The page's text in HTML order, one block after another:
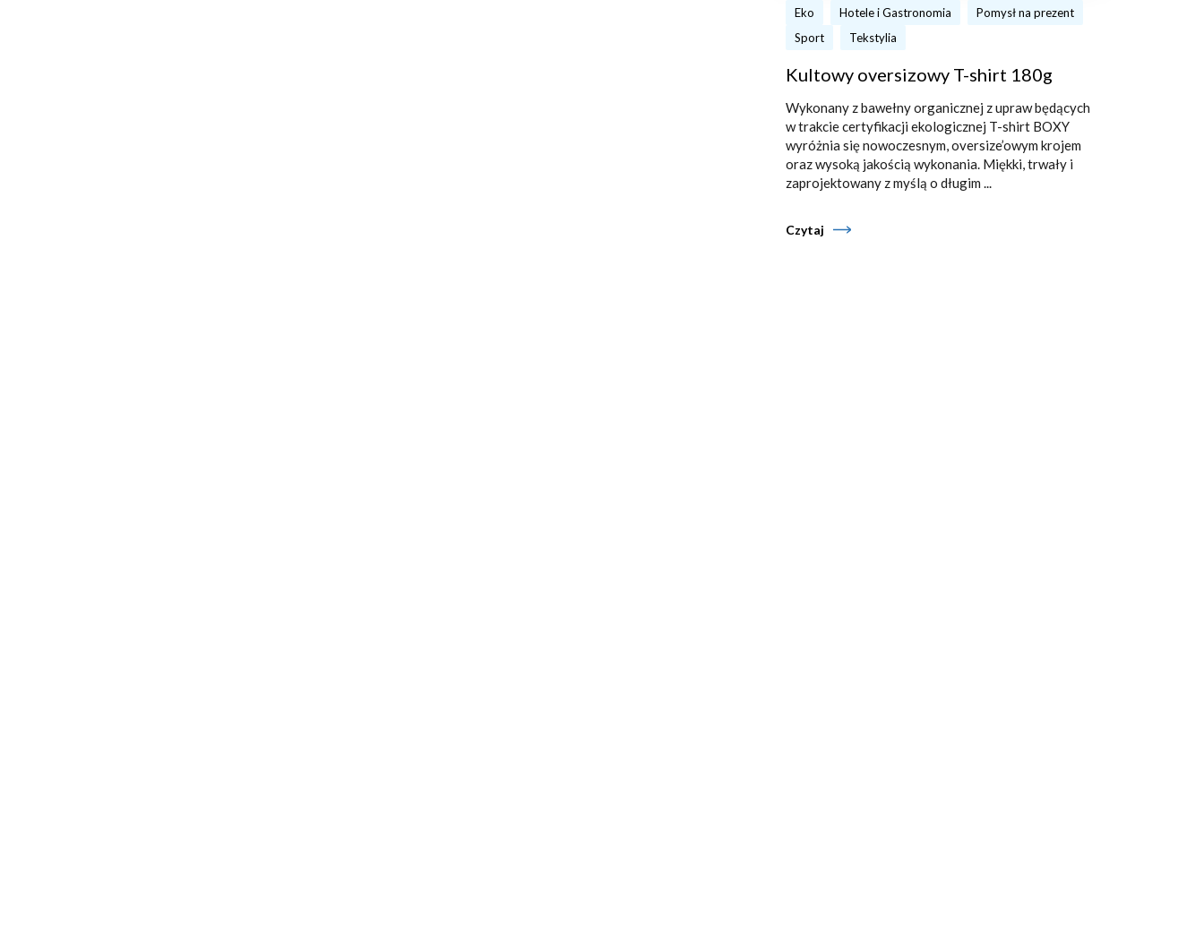
Eko Hotele i Gastronomia
Pomysł na prezent
Sport
Tekstylia
Kultowy oversizowy T-shirt 180g
Wykonany z bawełny organicznej z upraw będących
w trakcie certyfikacji ekologicznej T-shirt BOXY
wyróżnia się nowoczesnym, oversize’owym krojem
oraz wysoką jakością wykonania. Miękki, trwały i
zaprojektowany z myślą o długim ...
Czytaj